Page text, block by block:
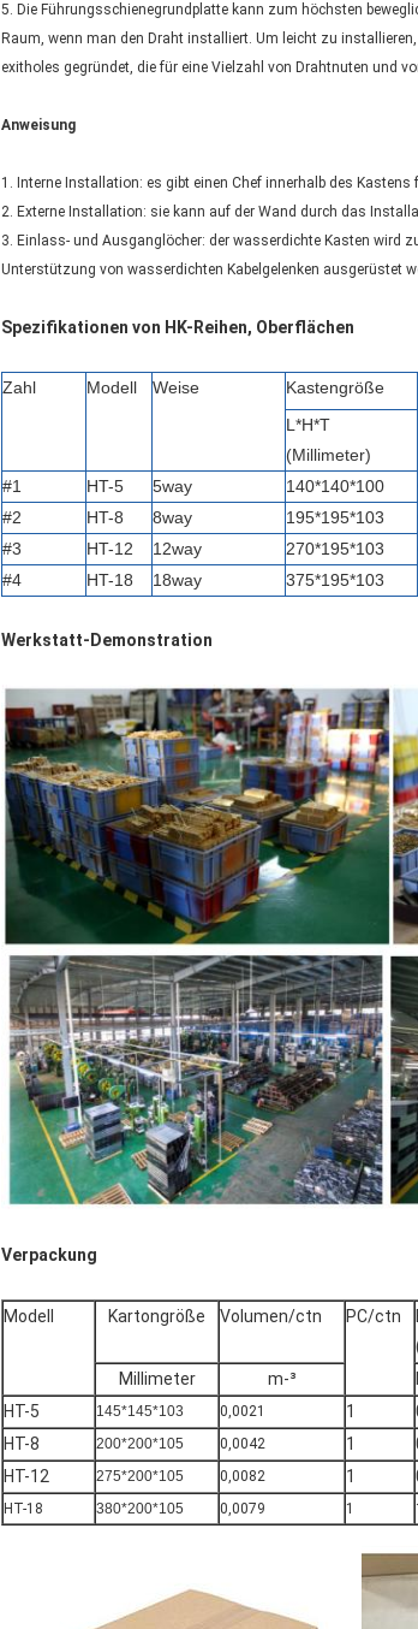
5. Die Führungsschienegrundplatte kann zum höchsten
Raum, wenn man den Draht installiert. Um leicht zu
exitholes gegründet, die für eine Vielzahl von Drahtnuten und
Anweisung
1. Interne Installation: es gibt einen Chef innerhalb des
2. Externe Installation: sie kann auf der Wand durch das
3. Einlass- und Ausganglöcher: der wasserdichte Kasten wird
Unterstützung von wasserdichten Kabelgelenken ausgerüstet
Spezifikationen von HK-Reihen, Oberflächen
Zahl Modell Weise Kastengröße
L*H*T
(Millimeter)
#1 HT-5 5way 140*140*100
#2
HT-8 8way 195*195*103
#3
HT-12 12way 270*195*103
#4
HT-18 18way 375*195*103
Werkstatt-Demonstration
Verpackung
Modell Kartongröße Volumen/ctn PC/ctn
Millimeter
m-³
HT-5
145*145*103 0,0021 1
HT-8
200*200*105 0,0042 1
HT-12
275*200*105 0,0082 1
HT-18 380*200*105 0,0079 1